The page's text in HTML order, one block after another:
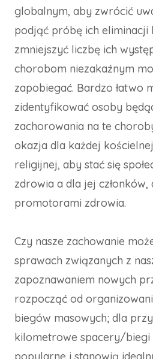
globalnym, aby zwrócić
podjąć próbę ich eliminacji
zmniejszyć liczbę ich
chorobom niezakaźnym
zapobiegać. Bardzo łatwo
zidentyfikować osoby
zachorowania na te
okazja dla każdej
religijnej, aby stać się
zdrowia a dla jej członków,
promotorami zdrowia.
Czy nasze zachowanie
sprawach związanych z
zapoznawaniem nowych
rozpocząć od
biegów masowych; dla
kilometrowe spacery/biegi